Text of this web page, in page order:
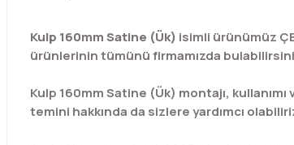
Kulp 160mm Satine (Ük) isimli ürünümüz
ürünlerinin tümünü firmamızda
Kulp 160mm Satine (Ük) montajı,
temini hakkında da sizlere yardımcı